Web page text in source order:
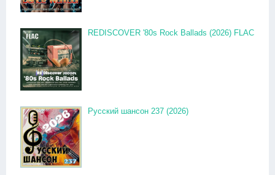
REDISCOVER '80s Rock Ballads (2026) FLAC
Русский шансон 237 (2026)